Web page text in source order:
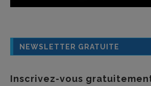
NEWSLETTER GRATUITE
Inscrivez-vous